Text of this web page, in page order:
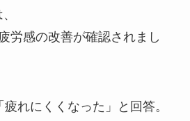
労感の改善が確認されまし
れにくくなった」と回答。